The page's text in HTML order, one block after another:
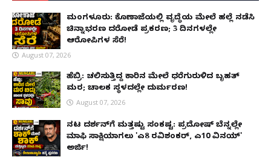
ಮಂಗಳೂರು: ಕೊಣಾಜೆಯಲ್ಲಿ ವೃದ್ಧೆಯ ಮೇಲೆ ಹಲ್ಲೆ ನಡೆಸಿ
ಚಿನ್ನಾಭರಣ ದರೋಡೆ ಪ್ರಕರಣ; 3 ದಿನಗಳಲ್ಲೇ
ಆರೋಪಿಗಳ ಸೆರೆ!
August 07, 2026
ಹೆಬ್ರಿ: ಚಲಿಸುತ್ತಿದ್ದ ಕಾರಿನ ಮೇಲೆ ಧರೆಗುರುಳಿದ ಬೃಹತ್
ಮರ; ಚಾಲಕ ಸ್ಥಳದಲ್ಲೇ ದುರ್ಮರಣ!
August 07, 2026
ನಟ ದರ್ಶನ್‌ಗೆ ಮತ್ತಷ್ಟು ಸಂಕಷ್ಟ: ಪ್ರದೋಷ್ ಬೆನ್ನಲ್ಲೇ
ಮಾಫಿ ಸಾಕ್ಷಿಯಾಗಲು 'ಎ8 ರವಿಶಂಕರ್, ಎ10 ವಿನಯ್'
ಅರ್ಜಿ!